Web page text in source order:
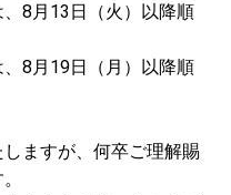
8月13日（火）以降順
8月19日（月）以降順
ますが、何卒ご理解賜